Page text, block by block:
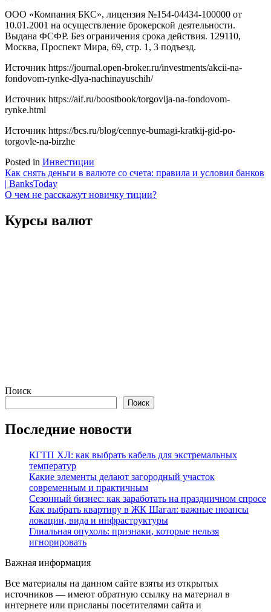
ООО «Компания БКС», лицензия №154-04434-100000 от
10.01.2001 на осуществление брокерской деятельности.
Выдана ФСФР. Без ограничения срока действия. 129110,
Москва, Проспект Мира, 69, стр. 1, 3 подъезд.
Источник https://journal.open-broker.ru/investments/akcii-na-
fondovom-rynke-dlya-nachinayuschih/
Источник https://aif.ru/boostbook/torgovlja-na-fondovom-
rynke.html
Источник https://bcs.ru/blog/cennye-bumagi-kratkij-gid-po-
torgovle-na-birzhe
Posted in Инвестиции
Навигация
по
Как снять деньги в валюте со счета: правила и условия банков
| BanksToday
О чем не расскажут новичку тиции?
Курсы валют
Поиск
Поиск
Последние новости
КГТП ХЛ: как выбрать кабель для экстремальных
температур
Какие элементы делают загородный участок
современным и практичным
Сезонный бизнес: как заработать на праздничном спросе
Как выбрать квартиру в ЖК Шагал: важные нюансы
локации, вида и инфраструктуры
Глиальная опухоль: признаки, которые нельзя
игнорировать
Важная информация
Все материалы на данном сайте взяты из открытых
источников — имеют обратную ссылку на материал в
интернете или присланы посетителями сайта и